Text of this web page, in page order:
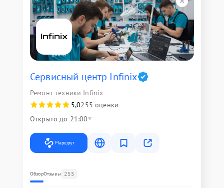
Сервисный центр Infinix
Ремонт техники Infinix
5,0255 оценки
Открыто до 21:00
Маршрут
ОбзорОтзывы 255